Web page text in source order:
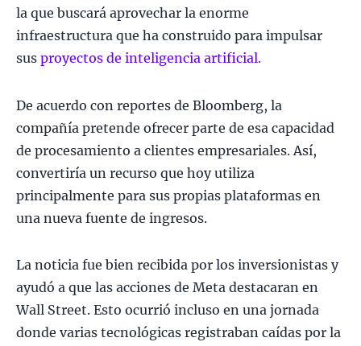
la que buscará aprovechar la enorme
infraestructura que ha construido para impulsar
sus proyectos de inteligencia artificial.
De acuerdo con reportes de Bloomberg, la
compañía pretende ofrecer parte de esa capacidad
de procesamiento a clientes empresariales. Así,
convertiría un recurso que hoy utiliza
principalmente para sus propias plataformas en
una nueva fuente de ingresos.
La noticia fue bien recibida por los inversionistas y
ayudó a que las acciones de Meta destacaran en
Wall Street. Esto ocurrió incluso en una jornada
donde varias tecnológicas registraban caídas por la